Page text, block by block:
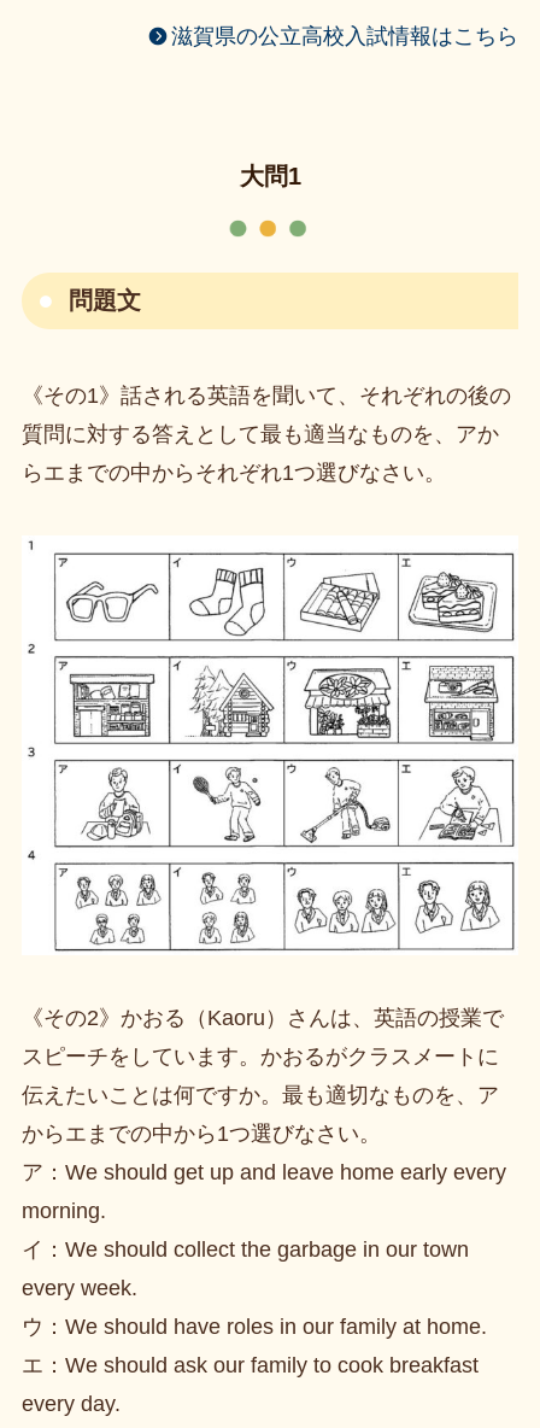
滋賀県の公立高校入試情報はこちら
大問1
問題文
《その1》話される英語を聞いて、それぞれの後の
質問に対する答えとして最も適当なものを、アか
らエまでの中からそれぞれ1つ選びなさい。
《その2》かおる（Kaoru）さんは、英語の授業で
スピーチをしています。かおるがクラスメートに
伝えたいことは何ですか。最も適切なものを、ア
からエまでの中から1つ選びなさい。
ア：We should get up and leave home early every
morning.
イ：We should collect the garbage in our town
every week.
ウ：We should have roles in our family at home.
エ：We should ask our family to cook breakfast
every day.